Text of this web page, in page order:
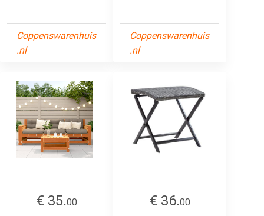
Coppenswarenhuis
.nl
Coppenswarenhuis
.nl
€ 35.00
€ 36.00